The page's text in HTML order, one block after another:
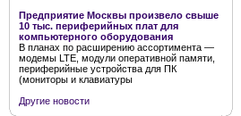
Предприятие Москвы произвело свыше
10 тыс. периферийных плат для
компьютерного оборудования
В планах по расширению ассортимента —
модемы LTE, модули оперативной памяти,
периферийные устройства для ПК
(мониторы и клавиатуры
Другие новости